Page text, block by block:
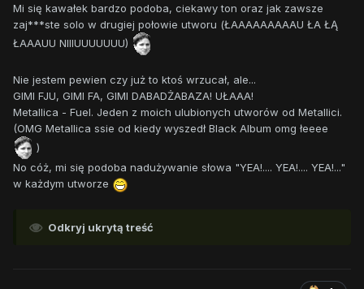
Mi się kawałek bardzo podoba, ciekawy ton oraz jak zawsze
zaj***ste solo w drugiej połowie utworu (ŁAAAAAAAAAU ŁA ŁĄ
ŁAAAUU NIIIUUUUUUU)
Nie jestem pewien czy już to ktoś wrzucał, ale...
GIMI FJU, GIMI FA, GIMI DABADŻABAZA! UŁAAA!
Metallica - Fuel. Jeden z moich ulubionych utworów od Metallici.
(OMG Metallica ssie od kiedy wyszedł Black Album omg łeeee
)
No cóż, mi się podoba nadużywanie słowa "YEA!.... YEA!.... YEA!..."
w każdym utworze
Odkryj ukrytą treść